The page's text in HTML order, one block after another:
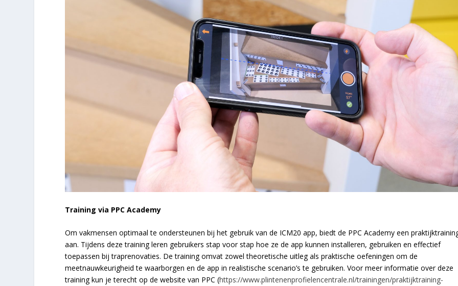
Training via PPC Academy
Om vakmensen optimaal te ondersteunen bij het gebruik van de ICM20 app, biedt de PPC Academy een
aan. Tijdens deze training leren gebruikers stap voor stap hoe ze de app kunnen installeren, gebruiken en effectief
toepassen bij traprenovaties. De training omvat zowel theoretische uitleg als praktische oefeningen om de
meetnauwkeurigheid te waarborgen en de app in realistische scenario’s te gebruiken. Voor meer informatie over deze
training kun je terecht op de website van PPC (https://www.plintenenprofielencentrale.nl/trainingen/praktijktraining-